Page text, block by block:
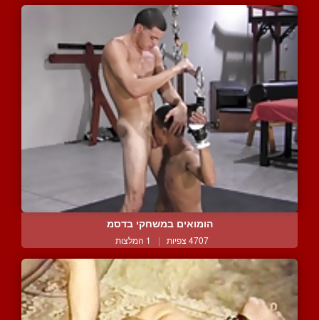
הומואים במשחקי בדסמ
4707 צפיות | 1 המלצות